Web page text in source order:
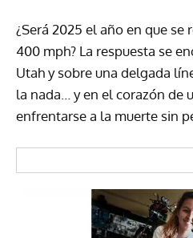
¿Será 2025 el año en que
400 mph? La respuesta se
Utah y sobre una delgada
la nada… y en el corazón de
enfrentarse a la muerte sin